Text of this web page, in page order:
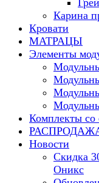
Карина
Кровати
МАТРАЦЫ
Элементы
Комплекты со
Новости
Скидка
Оникс